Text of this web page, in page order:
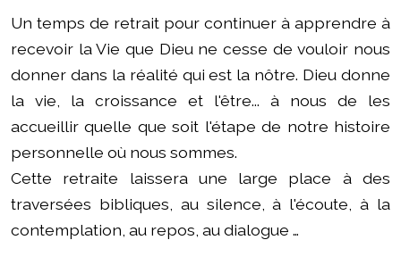
Un temps de retrait pour continuer à apprendre à
recevoir la Vie que Dieu ne cesse de vouloir nous
donner dans la réalité qui est la nôtre. Dieu donne
la vie, la croissance et l'être... à nous de les
accueillir quelle que soit l'étape de notre histoire
personnelle où nous sommes.
Cette retraite laissera une large place à des
traversées bibliques, au silence, à l'écoute, à la
contemplation, au repos, au dialogue …